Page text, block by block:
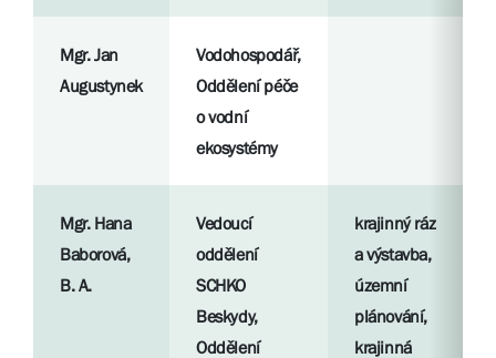
Mgr. Jan
Augustynek
Vodohospodář,
Oddělení péče
o vodní
ekosystémy
Mgr. Hana
Baborová,
B. A.
Vedoucí
oddělení
SCHKO
Beskydy,
Oddělení
krajinný ráz
a výstavba,
územní
plánování,
krajinná